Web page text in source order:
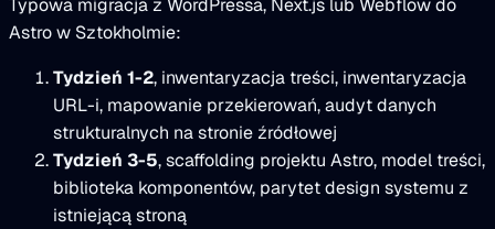
Typowa migracja z WordPressa, Next.js lub Webflow do
Astro w Sztokholmie:
Tydzień 1-2, inwentaryzacja treści, inwentaryzacja
URL-i, mapowanie przekierowań, audyt danych
strukturalnych na stronie źródłowej
Tydzień 3-5, scaffolding projektu Astro, model treści,
biblioteka komponentów, parytet design systemu z
istniejącą stroną